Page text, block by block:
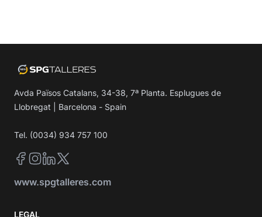
Avda Països Catalans, 34-38, 7ª Planta. Esplugues de
Llobregat | Barcelona - Spain
Tel. (0034) 934 757 100
Facebook
Instagram
LinkedIn
Twitter
www.spgtalleres.com
LEGAL